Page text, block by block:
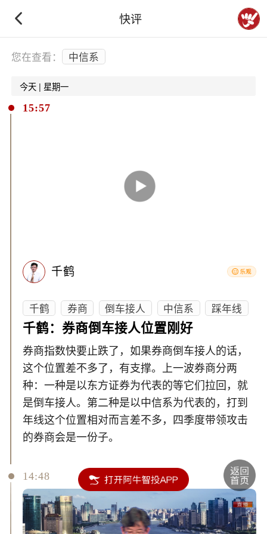
快评
下拉刷新
您在查看： 中信系
今天 | 星期一
15:57
千鹤
千鹤 券商 倒车接人 中信系
踩年线
千鹤：券商倒车接人位置刚好
券商指数快要止跌了，如果券商倒车接人的话，
这个位置差不多了，有支撑。上一波券商分两
种：一种是以东方证券为代表的等它们拉回，就
是倒车接人。第二种是以中信系为代表的，打到
年线这个位置相对而言差不多，四季度带领攻击
的券商会是一份子。
14:48